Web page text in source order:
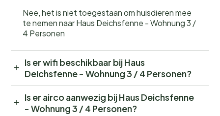
Nee, het is niet toegestaan om huisdieren mee
te nemen naar Haus Deichsfenne - Wohnung 3 /
4 Personen
Is er wifi beschikbaar bij Haus
Deichsfenne - Wohnung 3 / 4 Personen?
Is er airco aanwezig bij Haus Deichsfenne
- Wohnung 3 / 4 Personen?